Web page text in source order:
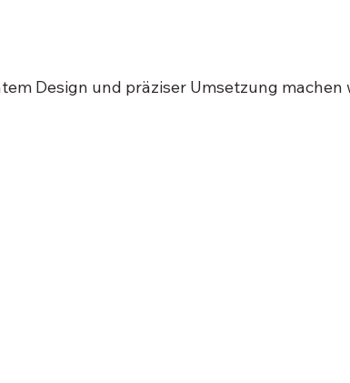
Design und präziser Umsetzung machen